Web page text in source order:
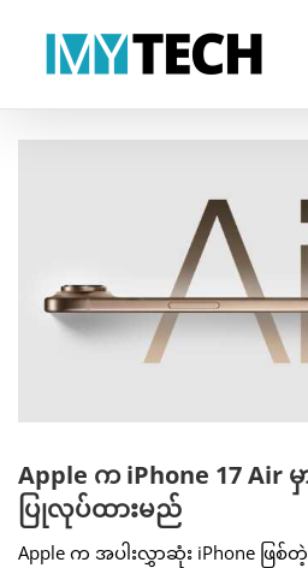
Apple က iPhone 17 Air
ပြုလုပ်ထားမည်
Apple က အပါးလွှာဆုံး iPhone ဖြစ်